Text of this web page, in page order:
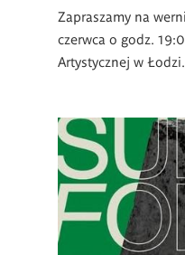
Zapraszamy na
czerwca o godz.
Artystycznej w Łodzi.